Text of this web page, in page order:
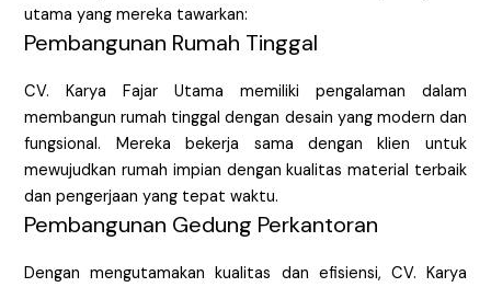
utama yang mereka tawarkan:
Pembangunan Rumah Tinggal
CV. Karya Fajar Utama memiliki pengalaman dalam
membangun rumah tinggal dengan desain yang modern dan
fungsional. Mereka bekerja sama dengan klien untuk
mewujudkan rumah impian dengan kualitas material terbaik
dan pengerjaan yang tepat waktu.
Pembangunan Gedung Perkantoran
Dengan mengutamakan kualitas dan efisiensi, CV. Karya